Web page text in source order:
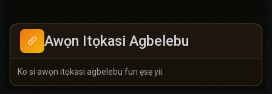
Awọn Itọkasi Agbelebu
Ko si awọn itọkasi agbelebu fun ẹsẹ yii.